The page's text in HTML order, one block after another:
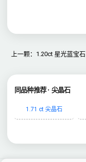
上一颗：1.20ct 星光蓝宝石
同品种推荐 · 尖晶石
1.71 ct 尖晶石